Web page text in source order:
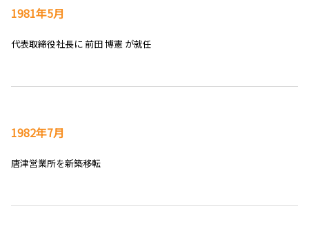
1981年5月
代表取締役社長に 前田 博憲 が就任
1982年7月
唐津営業所を新築移転